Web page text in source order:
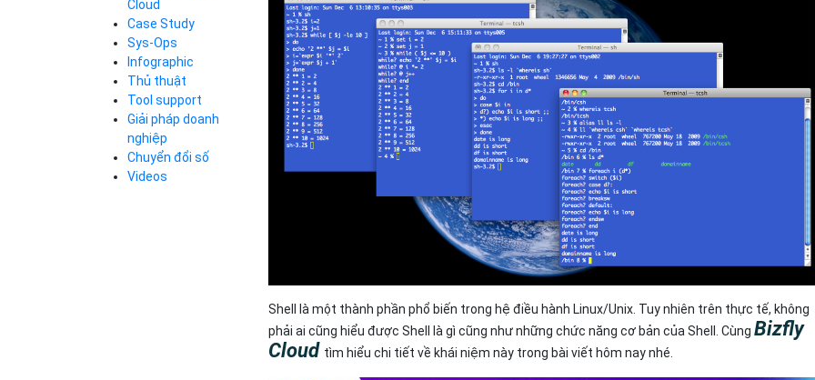
Bảng giá Bảng giá
Bảng giá Bảng giá
Bảng giá
Bảng giá
Shell là một thành phần phổ biến trong hệ điều hành Linux/Unix. Tuy nhiên trên thực tế, không
phải ai cũng hiểu được Shell là gì cũng như những chức năng cơ bản của Shell. CùngBizfly
Cloud tìm hiểu chi tiết về khái niệm này trong bài viết hôm nay nhé.
Cloud Database
Call Center
Business Email
Simple Storage
VPN
Traffic Manager
Cloud VPS
Kafka
Videos
Cloud
Q&A về Bizfly
Cloud Server
Thao tác kết nối
tới server
Videos
Q&A về Bizfly
Business Email
Videos
Case Study
Sys-Ops
Infographic
Thủ thuật
Tool support
Giải pháp doanh
nghiệp
Chuyển đổi số
Videos